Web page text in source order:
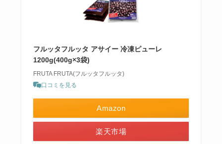
フルッタフルッタ アサイー 冷凍ピューレ
1200g(400g×3袋)
FRUTA FRUTA(フルッタフルッタ)
口コミを見る
Amazon
楽天市場